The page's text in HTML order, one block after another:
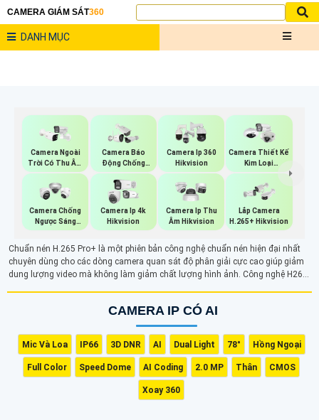
CAMERA GIÁM SÁT360
DANH MỤC
Camera Ngoài
Trời Có Thu Âm
Hik
Camera Báo
Động Chống
Trộm Hikvision
Camera Ip 360
Hikvision
Camera Thiết Kế
Kim Loại
Hikvision
Camera Chống
Ngược Sáng
Hikvision
Camera Ip 4k
Hikvision
Camera Ip Thu
Âm Hikvision
Lắp Camera
H.265+ Hikvision
Chuẩn nén H.265 Pro+ là một phiên bản công nghệ chuẩn nén hiện đại nhất
chuyên dùng cho các dòng camera quan sát độ phân giải cực cao giúp giảm
dung lượng video mà không làm giảm chất lượng hình ảnh. Công nghệ H265+
CAMERA IP CÓ AI
Mic Và Loa IP66 3D DNR AI Dual Light 78° Hồng Ngoại
Full Color Speed Dome AI Coding 2.0 MP Thân CMOS
Xoay 360